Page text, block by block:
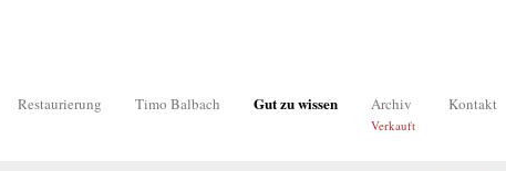
Restaurierung Timo Balbach Gut zu wissen Archiv
Verkauft
Kontakt